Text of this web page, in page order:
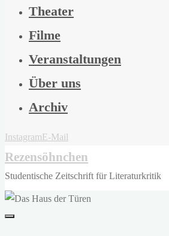
Theater
Filme
Veranstaltungen
Über uns
Archiv
InstagramE-Mail
Rezensöhnchen
Studentische Zeitschrift für Literaturkritik